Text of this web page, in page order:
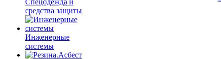
Спецодежда и
средства защиты
Инженерные
системы